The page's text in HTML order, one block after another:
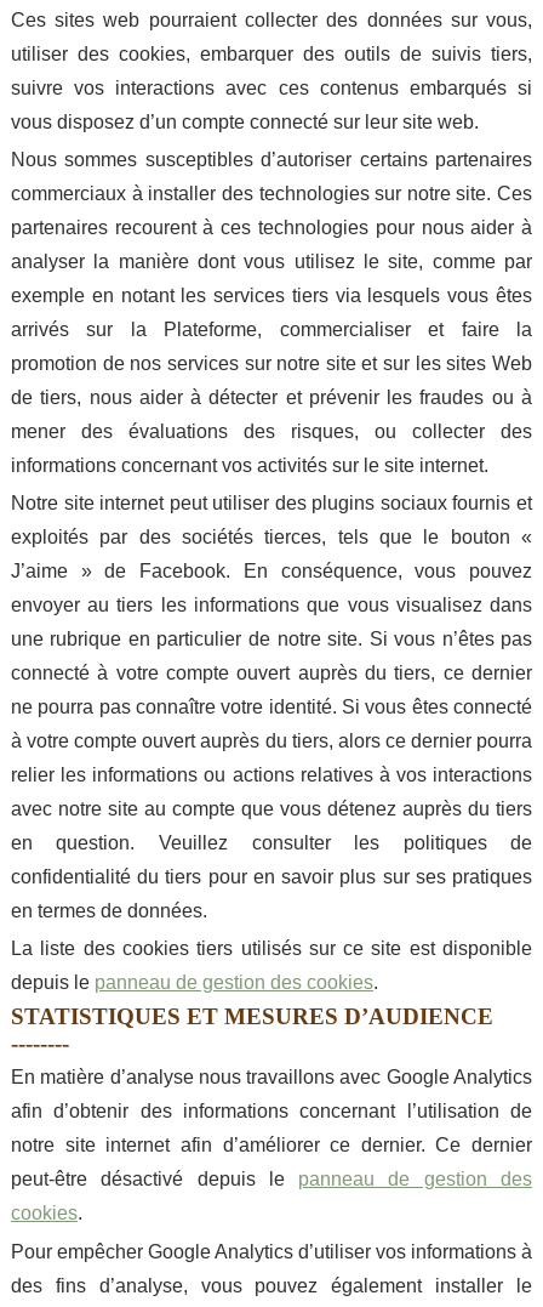
Ces sites web pourraient collecter des données sur vous,
utiliser des cookies, embarquer des outils de suivis tiers,
suivre vos interactions avec ces contenus embarqués si
vous disposez d’un compte connecté sur leur site web.
Nous sommes susceptibles d’autoriser certains partenaires
commerciaux à installer des technologies sur notre site. Ces
partenaires recourent à ces technologies pour nous aider à
analyser la manière dont vous utilisez le site, comme par
exemple en notant les services tiers via lesquels vous êtes
arrivés sur la Plateforme, commercialiser et faire la
promotion de nos services sur notre site et sur les sites Web
de tiers, nous aider à détecter et prévenir les fraudes ou à
mener des évaluations des risques, ou collecter des
informations concernant vos activités sur le site internet.
Notre site internet peut utiliser des plugins sociaux fournis et
exploités par des sociétés tierces, tels que le bouton «
J’aime » de Facebook. En conséquence, vous pouvez
envoyer au tiers les informations que vous visualisez dans
une rubrique en particulier de notre site. Si vous n’êtes pas
connecté à votre compte ouvert auprès du tiers, ce dernier
ne pourra pas connaître votre identité. Si vous êtes connecté
à votre compte ouvert auprès du tiers, alors ce dernier pourra
relier les informations ou actions relatives à vos interactions
avec notre site au compte que vous détenez auprès du tiers
en question. Veuillez consulter les politiques de
confidentialité du tiers pour en savoir plus sur ses pratiques
en termes de données.
La liste des cookies tiers utilisés sur ce site est disponible
depuis le panneau de gestion des cookies.
STATISTIQUES ET MESURES D’AUDIENCE
En matière d’analyse nous travaillons avec Google Analytics
afin d’obtenir des informations concernant l’utilisation de
notre site internet afin d’améliorer ce dernier. Ce dernier
peut-être désactivé depuis le panneau de gestion des
cookies.
Pour empêcher Google Analytics d’utiliser vos informations à
des fins d’analyse, vous pouvez également installer le